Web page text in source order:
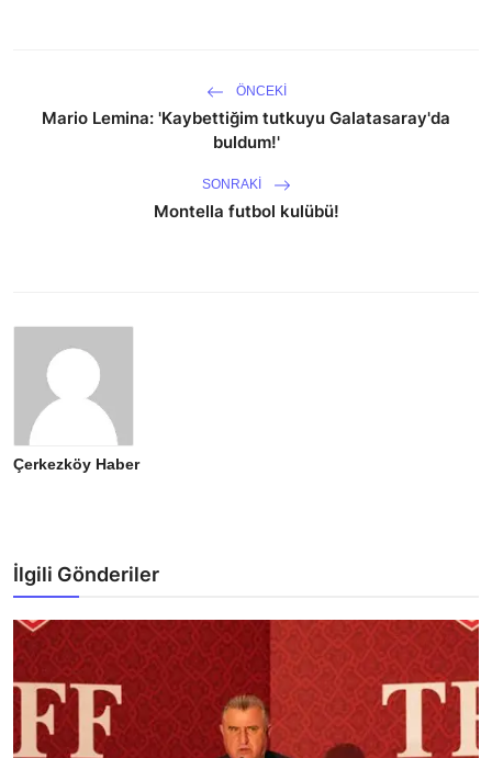
ÖNCEKI
Mario Lemina: 'Kaybettiğim tutkuyu Galatasaray'da
buldum!'
SONRAKI
Montella futbol kulübü!
Çerkezköy Haber
İlgili Gönderiler